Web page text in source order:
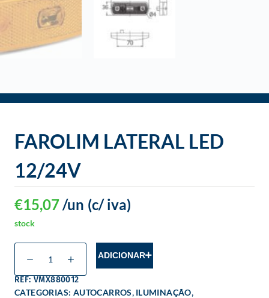
FAROLIM LATERAL LED
12/24V
€15,07 (c/ iva)
/un
stock
ADICIONAR
REF: VMX880012
CATEGORIAS: AUTOCARROS ILUMINAÇÃO